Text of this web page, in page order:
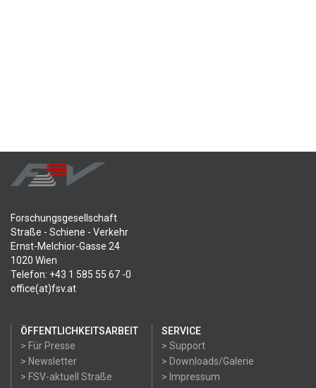
Forschungsgesellschaft
Straße - Schiene - Verkehr
Ernst-Melchior-Gasse 24
1020 Wien
Telefon: +43 1 585 55 67 -0
office(at)fsv.at
ÖFFENTLICHKEITSARBEIT
> Für Presse
> Newsletter
> FSV-aktuell Straße
SERVICE
> Support
> Downloads/Galerie
> Impressum